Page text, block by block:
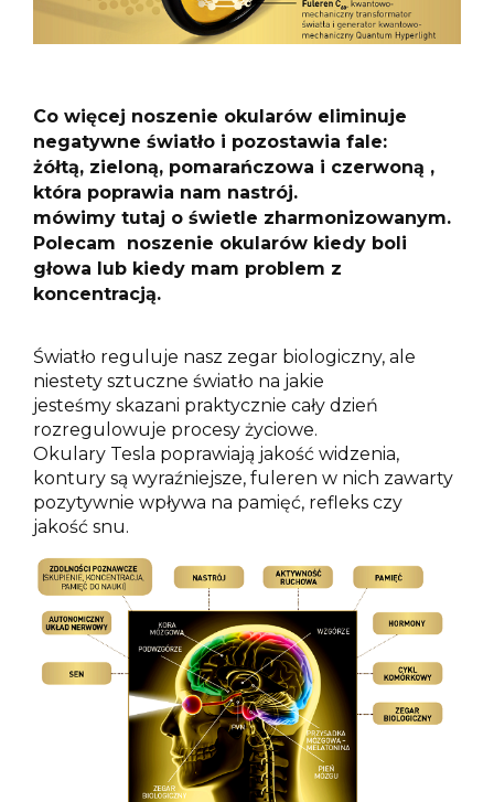
Co więcej noszenie okularów eliminuje
negatywne światło i pozostawia fale:
żółtą, zieloną, pomarańczowa i czerwoną ,
która poprawia nam nastrój.
mówimy tutaj o świetle zharmonizowanym.
Polecam noszenie okularów kiedy boli
głowa lub kiedy mam problem z
koncentracją.
Światło reguluje nasz zegar biologiczny, ale
niestety sztuczne światło na jakie
jesteśmy skazani praktycznie cały dzień
rozregulowuje procesy życiowe.
Okulary Tesla poprawiają jakość widzenia,
kontury są wyraźniejsze, fuleren w nich zawarty
pozytywnie wpływa na pamięć, refleks czy
jakość snu.